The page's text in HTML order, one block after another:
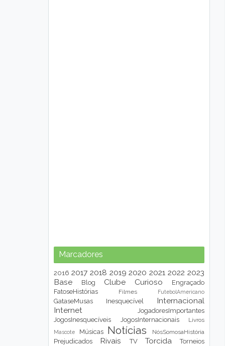
Marcadores
2016 2017 2018 2019 2020 2021 2022 2023
Base
Blog Clube Curioso
Engraçado
FatoseHistórias
Filmes FutebolAmericano
GataseMusas Inesquecível
Internacional
Internet
JogadoresImportantes
JogosInesquecíveis
JogosInternacionais Livros
Mascote Músicas Notícias NósSomosaHistória
Prejudicados Rivais TV Torcida
Torneios